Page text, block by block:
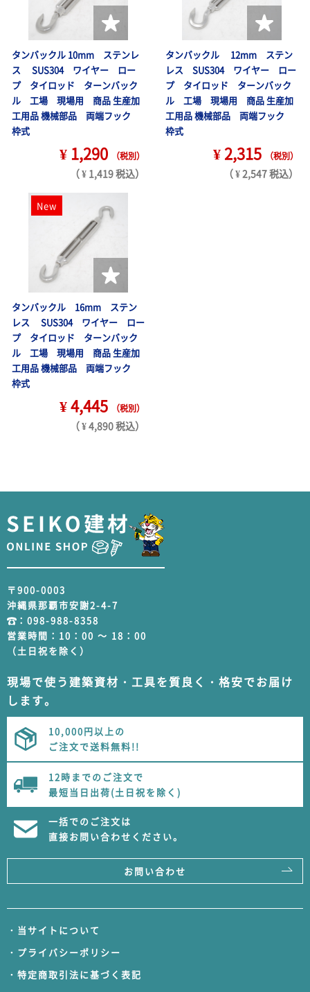
タンバックル 10mm ステンレ
ス SUS304 ワイヤー ロー
プ タイロッド ターンバック
ル 工場 現場用 商品 生産加
工用品 機械部品 両端フック
枠式
¥ 1,290 （税別）
（ ¥ 1,419 税込）
タンバックル 12mm ステン
レス SUS304 ワイヤー ロー
プ タイロッド ターンバック
ル 工場 現場用 商品 生産加
工用品 機械部品 両端フック
枠式
¥ 2,315 （税別）
（ ¥ 2,547 税込）
New
タンバックル 16mm ステン
レス SUS304 ワイヤー ロー
プ タイロッド ターンバック
ル 工場 現場用 商品 生産加
工用品 機械部品 両端フック
枠式
¥ 4,445 （税別）
（ ¥ 4,890 税込）
〒900-0003
沖縄県那覇市安謝2-4-7
： 098-988-8358
営業時間：10：00 ～ 18：00
（土日祝を除く）
現場で使う建築資材・工具を質良く・格安でお届け
します。
10,000円以上の
ご注文で送料無料!!
12時までのご注文で
最短当日出荷(土日祝を除く)
一括でのご注文は
直接お問い合わせください。
お問い合わせ
・当サイトについて
・プライバシーポリシー
・特定商取引法に基づく表記